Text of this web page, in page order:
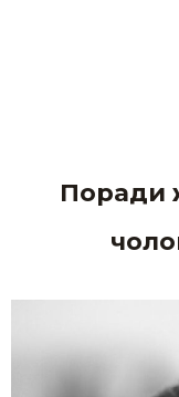
Поради